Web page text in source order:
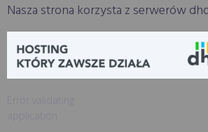
Nasza strona korzysta z serwerów